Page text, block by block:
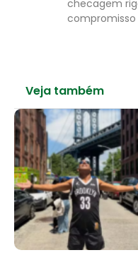
checagem
Veja também